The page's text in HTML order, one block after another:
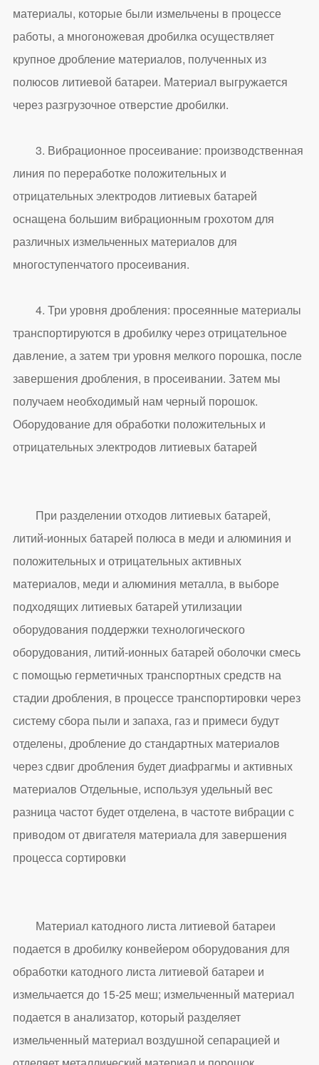
материалы, которые были измельчены в процессе
работы, а многоножевая дробилка осуществляет
крупное дробление материалов, полученных из
полюсов литиевой батареи. Материал выгружается
через разгрузочное отверстие дробилки.
3. Вибрационное просеивание: производственная
линия по переработке положительных и
отрицательных электродов литиевых батарей
оснащена большим вибрационным грохотом для
различных измельченных материалов для
многоступенчатого просеивания.
4. Три уровня дробления: просеянные материалы
транспортируются в дробилку через отрицательное
давление, а затем три уровня мелкого порошка, после
завершения дробления, в просеивании. Затем мы
получаем необходимый нам черный порошок.
Оборудование для обработки положительных и
отрицательных электродов литиевых батарей
При разделении отходов литиевых батарей,
литий-ионных батарей полюса в меди и алюминия и
положительных и отрицательных активных
материалов, меди и алюминия металла, в выборе
подходящих литиевых батарей утилизации
оборудования поддержки технологического
оборудования, литий-ионных батарей оболочки смесь
с помощью герметичных транспортных средств на
стадии дробления, в процессе транспортировки через
систему сбора пыли и запаха, газ и примеси будут
отделены, дробление до стандартных материалов
через сдвиг дробления будет диафрагмы и активных
материалов Отдельные, используя удельный вес
разница частот будет отделена, в частоте вибрации с
приводом от двигателя материала для завершения
процесса сортировки
Материал катодного листа литиевой батареи
подается в дробилку конвейером оборудования для
обработки катодного листа литиевой батареи и
измельчается до 15-25 меш; измельченный материал
подается в анализатор, который разделяет
измельченный материал воздушной сепарацией и